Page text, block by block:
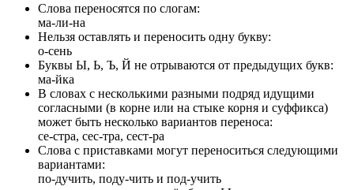
Слова переносятся по слогам:
ма-ли-на
Нельзя оставлять и переносить одну букву:
о-сень
Буквы Ы, Ь, Ъ, Й не отрываются от предыдущих букв:
ма-йка
В словах с несколькими разными подряд идущими
согласными (в корне или на стыке корня и суффикса)
может быть несколько вариантов переноса:
се-стра, сес-тра, сест-ра
Слова с приставками могут переноситься следующими
вариантами:
по-дучить, поду-чить и под-учить